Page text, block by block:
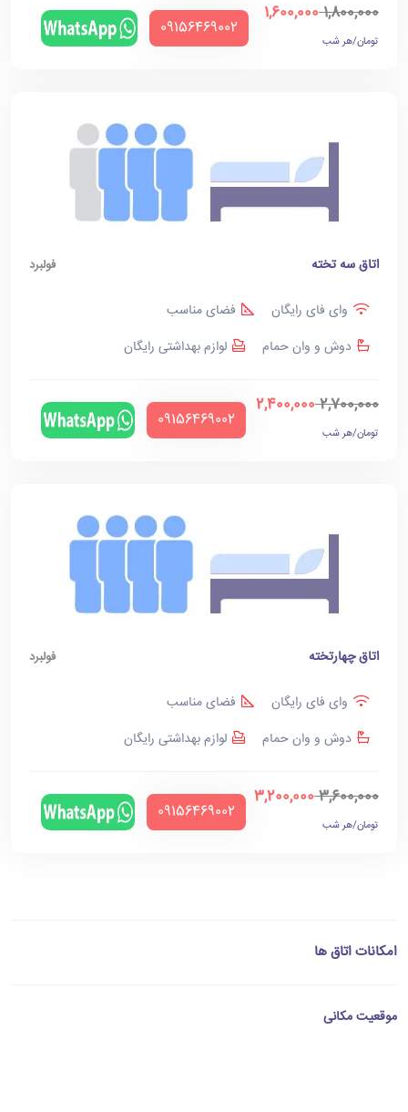
1,800,000
1,600,000
تومان/هر شب
‪09156469002‬
اتاق سه تخته فولبرد
وای فای رایگان
فضای مناسب
دوش و وان حمام
لوازم بهداشتی رایگان
2,700,000
2,400,000
تومان/هر شب
‪09156469002‬
اتاق چهارتخته فولبرد
وای فای رایگان
فضای مناسب
دوش و وان حمام
لوازم بهداشتی رایگان
3,600,000
3,200,000
تومان/هر شب
‪09156469002‬
امکانات اتاق ها
موقعیت مکانی